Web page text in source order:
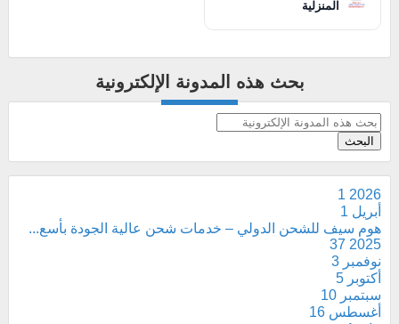
المنزلية
بحث هذه المدونة الإلكترونية
2026
1
أبريل 1
هوم سيف للشحن الدولي – خدمات شحن عالية الجودة بأسع...
2025
37
نوفمبر 3
أكتوبر 5
سبتمبر 10
أغسطس 16